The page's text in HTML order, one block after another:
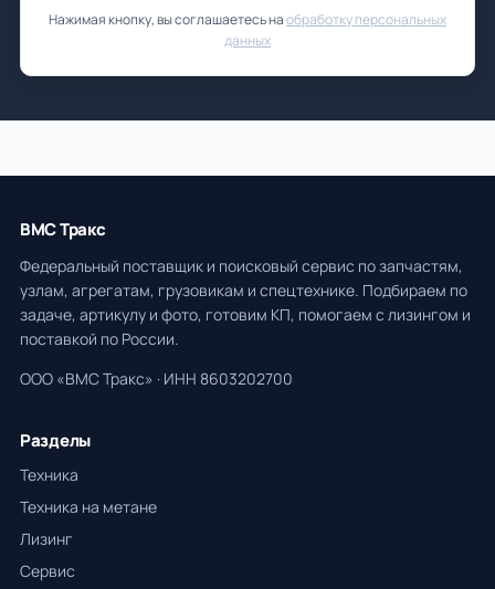
Нажимая кнопку, вы соглашаетесь наобработку персональных
данных
ВМС Тракс
Федеральный поставщик и поисковый сервис по запчастям,
узлам, агрегатам, грузовикам и спецтехнике. Подбираем по
задаче, артикулу и фото, готовим КП, помогаем с лизингом и
поставкой по России.
ООО «ВМС Тракс» · ИНН 8603202700
Разделы
Техника
Техника на метане
Лизинг
Сервис